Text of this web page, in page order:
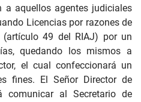
a aquellos agentes judiciales
Licencias por razones de
49 del RIAJ) por un
quedando los mismos a
el cual confeccionará un
fines. El Señor Director de
comunicar al Secretario de